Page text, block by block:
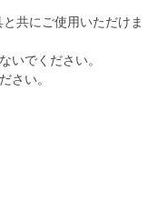
共にご使用いただけま
いでください。
さい。